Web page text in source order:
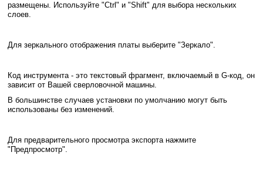
размещены. Используйте "Ctrl" и "Shift" для выбора нескольких
слоев.
Для зеркального отображения платы выберите "Зеркало".
Код инструмента - это текстовый фрагмент, включаемый в G-код, он
зависит от Вашей сверловочной машины.
В большинстве случаев установки по умолчанию могут быть
использованы без изменений.
Для предварительного просмотра экспорта нажмите
"Предпросмотр".